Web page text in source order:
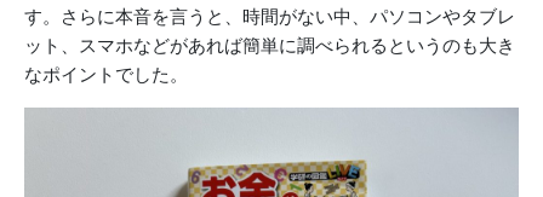
す。さらに本音を言うと、時間がない中、パソコンやタブレ
ット、スマホなどがあれば簡単に調べられるというのも大き
なポイントでした。